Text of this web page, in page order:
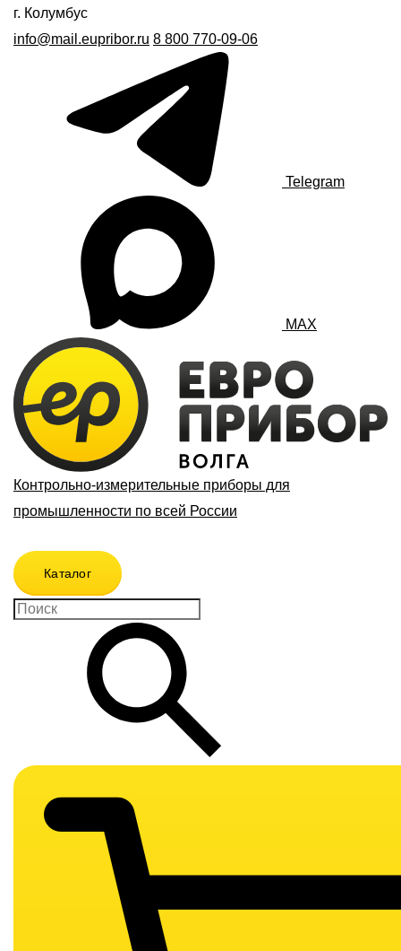
г. Колумбус
info@mail.eupribor.ru 8 800 770-09-06
Telegram
MAX
Контрольно-измерительные приборы для
промышленности по всей России
Каталог